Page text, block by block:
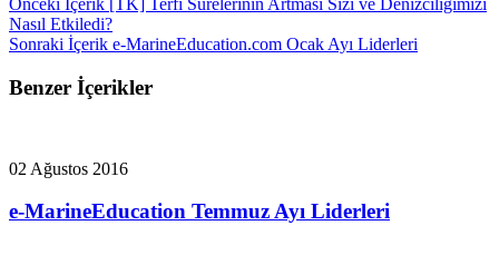
Önceki İçerik [TK] Terfi Sürelerinin Artması Sizi ve Denizciliğimizi
Nasıl Etkiledi?
Sonraki İçerik e-MarineEducation.com Ocak Ayı Liderleri
Benzer İçerikler
02 Ağustos 2016
e-MarineEducation Temmuz Ayı Liderleri